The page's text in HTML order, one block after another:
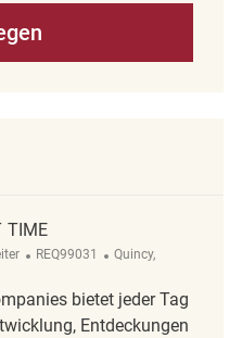
TIME
ReqId
REQ99031 Ort
Quincy,
bietet jeder Tag
Entdeckungen